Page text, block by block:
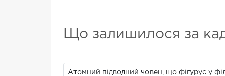
Що залишилося за
Атомний підводний човен, що фігурує у